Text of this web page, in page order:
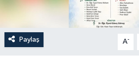
Paylaş A-